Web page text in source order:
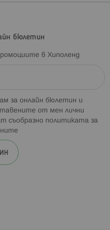
бюлетин
в Хиполенд
за онлайн бюлетин и
от мен лични
съобразно политиката за